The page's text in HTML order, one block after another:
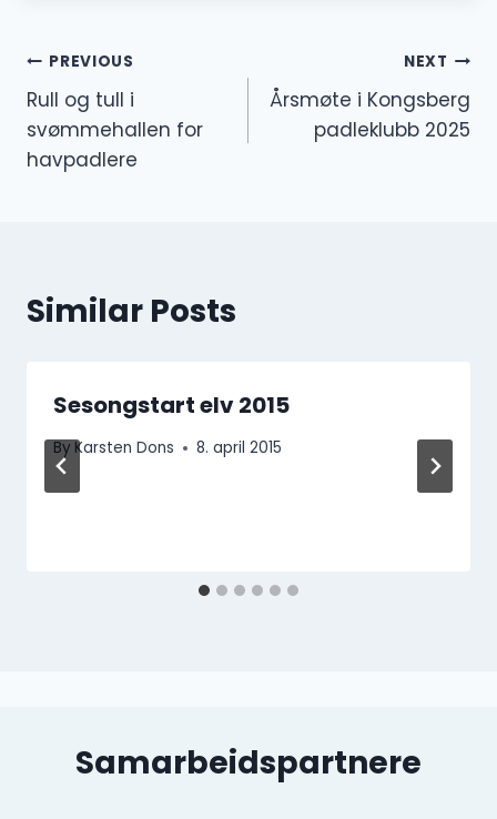
Innleggsnavigasjon
PREVIOUS
Rull og tull i
svømmehallen for
havpadlere
NEXT
Årsmøte i Kongsberg
padleklubb 2025
Similar Posts
Sesongstart elv 2015
By Karsten Dons 8. april 2015
Samarbeidspartnere